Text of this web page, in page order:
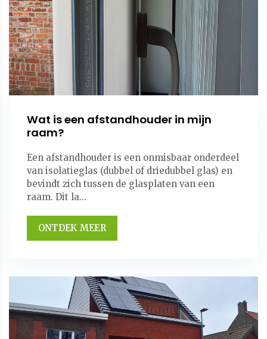
Wat is een afstandhouder in mijn
raam?
Een afstandhouder is een onmisbaar onderdeel
van isolatieglas (dubbel of driedubbel glas) en
bevindt zich tussen de glasplaten van een
raam. Dit la...
ONTDEK MEER